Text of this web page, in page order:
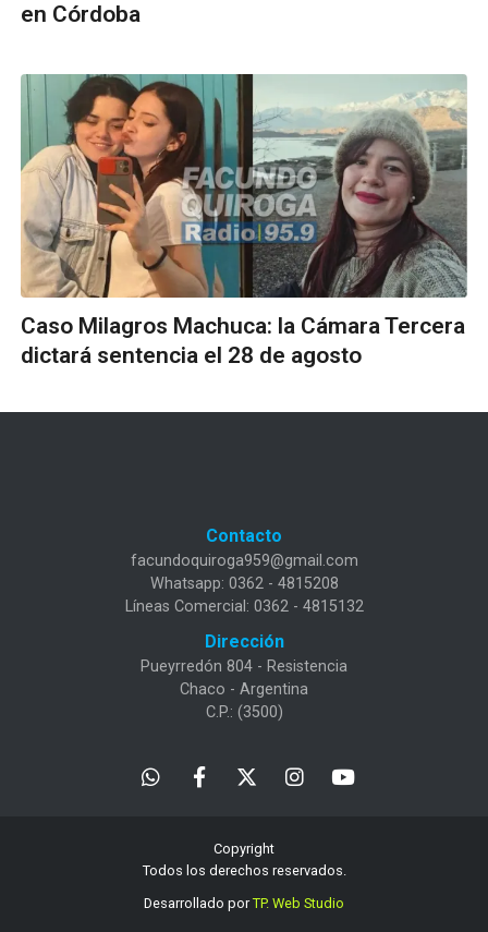
en Córdoba
Caso Milagros Machuca: la Cámara Tercera
dictará sentencia el 28 de agosto
Contacto
facundoquiroga959@gmail.com
Whatsapp: 0362 - 4815208
Líneas Comercial: 0362 - 4815132
Dirección
Pueyrredón 804 - Resistencia
Chaco - Argentina
C.P.: (3500)
Copyright
Todos los derechos reservados.
Desarrollado porTP. Web Studio